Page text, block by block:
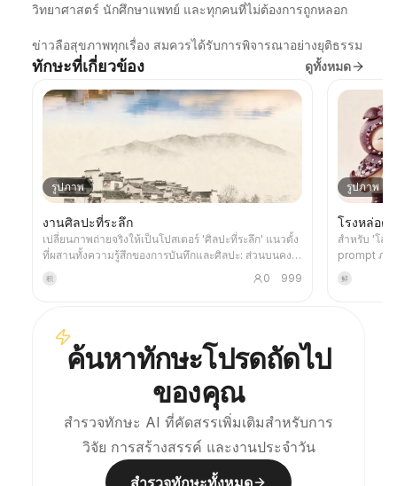
วิทยาศาสตร์ นักศึกษาแพทย์ และทุกคนที่ไม่ต้องการถูกหลอก
ข่าวลือสุขภาพทุกเรื่อง สมควรได้รับการพิจารณาอย่างยุติธรรม
ทักษะที่เกี่ยวข้อง ดูทั้งหมด
รูปภาพ
งานศิลปะที่ระลึก
เปลี่ยนภาพถ่ายจริงให้เป็นโปสเตอร์ 'ศิลปะที่ระลึก' แนวตั้ง
ที่ผสานทั้งความรู้สึกของการบันทึกและศิลปะ: ส่วนบนคง
ภาพถ่ายต้นฉบับที่ไม่ถูกแก้ไข ส่วนล่างใช้พื้นผิวกระดาษ
อบอุ่นหรือพื้นที่แสงและเงาที่ควบคุม เพื่อบีบอัดเป็นรูปทรง
ขอบที่นุ่มนวล ช่องว่างที่ตัด และเส้นที่บางเบา เพื่อสกัด
ความสัมพันธ์ของสถาปัตยกรรม เมือง ผิวน้ำ ถนน ขนาด
ของมนุษย์ เส้นขอบฟ้า และแสงเงา ทำให้ตัวแบบยังคง
จดจำได้แม้ในภาพขนาดเล็ก ภาพรวมเน้นความรู้สึกสงบ
ควบคุม และมีพื้นผิวแบบภาพพิมพ์สมัยใหม่ สีสันถูกดึงจาก
ภาพต้นฉบับ โดยใช้สีน้ำเงินเข้ม ดำหมึก เขียวเทา สีหิน
หรือสีอบอุ่นอิ่มต่ำ และเพิ่มเครื่องหมายอบอุ่นเล็กๆ เมื่อ
เหมาะสม โดยปกติแล้วชื่อจะถูกวางไว้เล็กมาก เปี่ยมกวี
และเหมือนป้ายนิทรรศการ ไม่ได้แย่งความสนใจ เหมาะ
สำหรับสร้างโปสเตอร์ศิลปะมินิมอล ชุดภาพถ่ายที่ระลึก
积 0 999
รูปภาพ
โรงหล่อตั
สำหรับ 'โลก
prompt ภา
鲜
ค้นหาทักษะโปรดถัดไป
ของคุณ
สำรวจทักษะ AI ที่คัดสรรเพิ่มเติมสำหรับการ
วิจัย การสร้างสรรค์ และงานประจำวัน
สำรวจทักษะทั้งหมด